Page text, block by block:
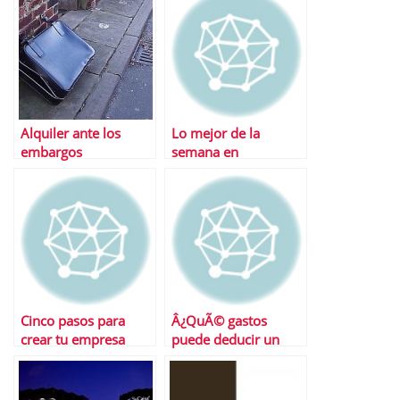
Alquiler ante los
embargos
soluciÃ³n viable?
Lo mejor de la
semana en
Cinco pasos para
crear tu empresa
Â¿QuÃ© gastos
puede deducir un
autÃ³nomo?